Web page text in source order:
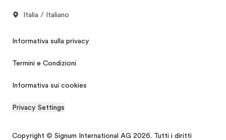
Italia / Italiano
Informativa sulla privacy
Termini e Condizioni
Informativa sui cookies
Privacy Settings
Copyright © Signum International AG 2026. Tutti i diritti